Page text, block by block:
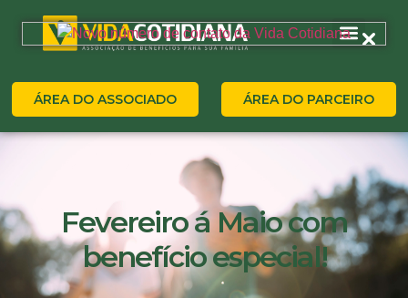
ÁREA DO ASSOCIADO ÁREA DO PARCEIRO
Fevereiro á Maio com
benefício especial!